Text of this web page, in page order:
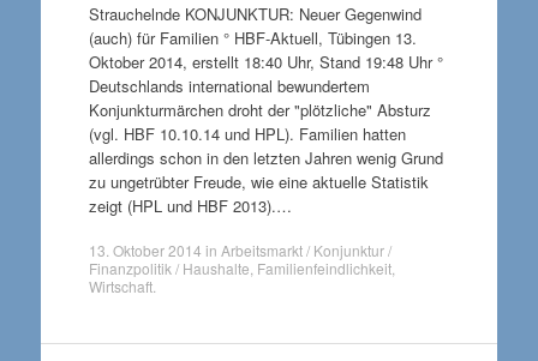
Strauchelnde KONJUNKTUR: Neuer Gegenwind
(auch) für Familien ° HBF-Aktuell, Tübingen 13.
Oktober 2014, erstellt 18:40 Uhr, Stand 19:48 Uhr °
Deutschlands international bewundertem
Konjunkturmärchen droht der "plötzliche" Absturz
(vgl. HBF 10.10.14 und HPL). Familien hatten
allerdings schon in den letzten Jahren wenig Grund
zu ungetrübter Freude, wie eine aktuelle Statistik
zeigt (HPL und HBF 2013).…
13. Oktober 2014 in Arbeitsmarkt / Konjunktur /
Finanzpolitik / Haushalte Familienfeindlichkeit,
Wirtschaft.